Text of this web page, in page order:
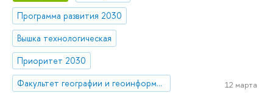
Программа развития 2030
Вышка технологическая
Приоритет 2030
Факультет географии и геоинформационных технологий
12 марта